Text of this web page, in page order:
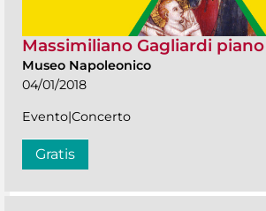
Massimiliano Gagliardi
Museo Napoleonico
04/01/2018
Evento|Concerto
Gratis